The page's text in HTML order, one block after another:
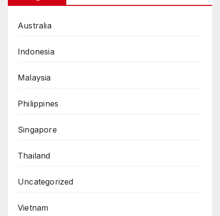
Australia
Indonesia
Malaysia
Philippines
Singapore
Thailand
Uncategorized
Vietnam